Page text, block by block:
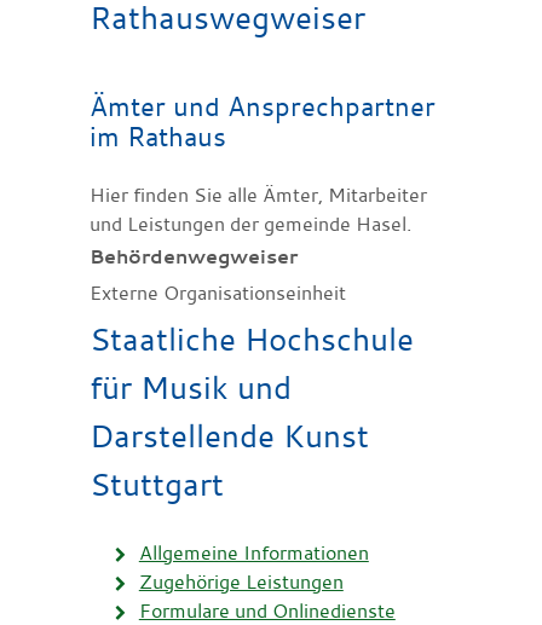
Rathauswegweiser
Ämter und Ansprechpartner
im Rathaus
Hier finden Sie alle Ämter, Mitarbeiter
und Leistungen der gemeinde Hasel.
Behördenwegweiser
Externe Organisationseinheit
Staatliche Hochschule
für Musik und
Darstellende Kunst
Stuttgart
Allgemeine Informationen
Zugehörige Leistungen
Formulare und Onlinedienste